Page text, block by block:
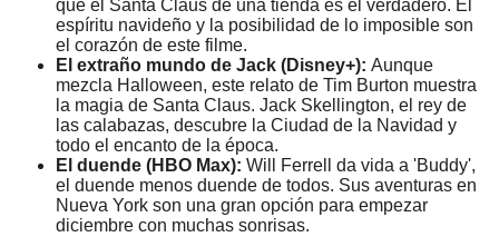
que el Santa Claus de una tienda es el verdadero. El
espíritu navideño y la posibilidad de lo imposible son
el corazón de este filme.
El extraño mundo de Jack (Disney+): Aunque
mezcla Halloween, este relato de Tim Burton muestra
la magia de Santa Claus. Jack Skellington, el rey de
las calabazas, descubre la Ciudad de la Navidad y
todo el encanto de la época.
El duende (HBO Max): Will Ferrell da vida a 'Buddy',
el duende menos duende de todos. Sus aventuras en
Nueva York son una gran opción para empezar
diciembre con muchas sonrisas.